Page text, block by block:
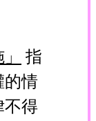
指
的情
不得